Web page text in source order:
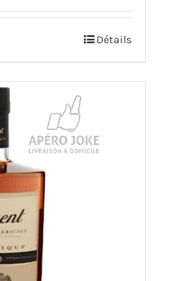
Détails